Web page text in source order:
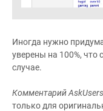
Иногда нужно
уверены на 100%, что
случае.
Комментарий
только для